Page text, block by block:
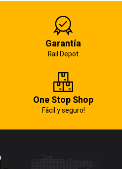
Garantía
Rail Depot
One Stop Shop
Fácil y seguro!